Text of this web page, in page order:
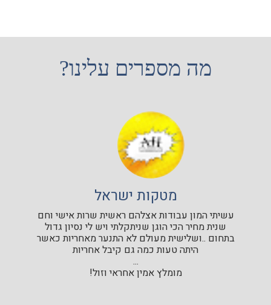
מה מספרים עלינו?
מטקות ישראל
עשיתי המון עבודות אצלהם ראשית שרות אישי וחם
שנית מחיר הכי הוגן שניתקלתי ויש לי נסיון גדול
בתחום ..ושלישית מעולם לא התנער מאחריות כאשר
היתה טעות כמה גם קיבל אחריות
...
מומלץ אמין אחראי וזול!